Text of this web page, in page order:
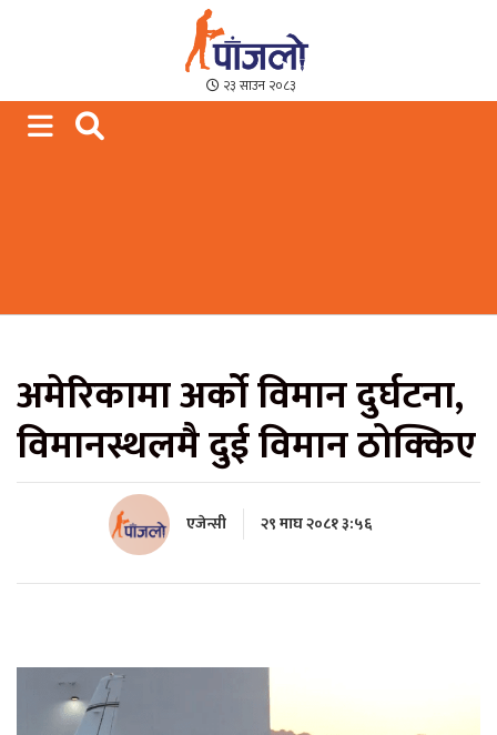
Paajalo News
We are from Far West Nepal
२३ साउन २०८३
अमेरिकामा अर्को विमान दुर्घटना,
विमानस्थलमै दुई विमान ठोक्किए
एजेन्सी २९ माघ २०८१ ३:५६